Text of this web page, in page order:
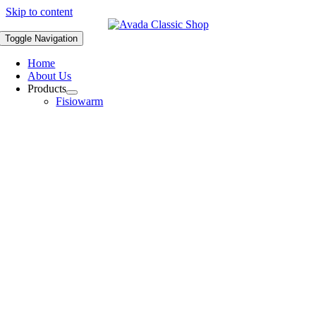
Skip to content
Toggle Navigation
Home
About Us
Products
Fisiowarm